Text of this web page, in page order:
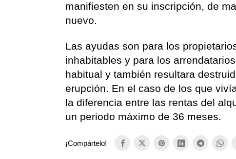
manifiesten en su inscripción, de
nuevo.
Las ayudas son para los
inhabitables y para los
habitual y también resultara
erupción. En el caso de los que
la diferencia entre las rentas del
un periodo máximo de 36 meses.
¡Compártelo!